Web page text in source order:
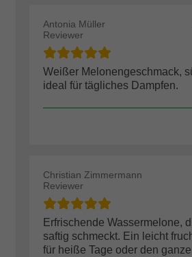
Antonia Müller
Reviewer
Weißer Melonengeschmack,
ideal für tägliches Dampfen.
Christian Zimmermann
Reviewer
Erfrischende Wassermelone,
saftig schmeckt. Ein leicht
für heiße Tage oder den